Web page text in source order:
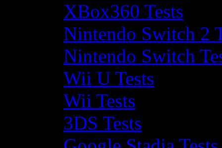
XBox360 Tests
Nintendo Switch 2
Nintendo Switch
Wii U Tests
Wii Tests
3DS Tests